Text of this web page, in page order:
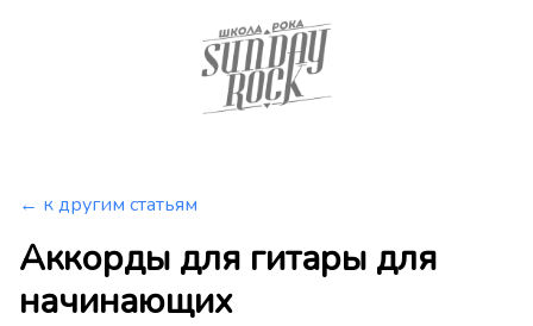
← к другим статьям
Аккорды для гитары для
начинающих